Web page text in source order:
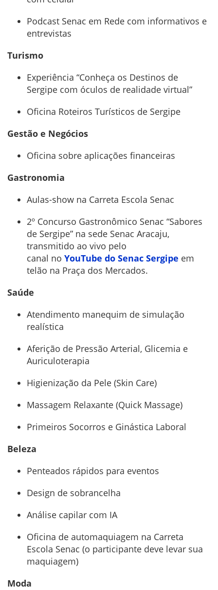
Podcast Senac em Rede com informativos e
entrevistas
Turismo
Experiência “Conheça os Destinos de
Sergipe com óculos de realidade virtual”
Oficina Roteiros Turísticos de Sergipe
Gestão e Negócios
Oficina sobre aplicações financeiras
Gastronomia
Aulas-show na Carreta Escola Senac
2º Concurso Gastronômico Senac “Sabores
de Sergipe” na sede Senac Aracaju,
transmitido ao vivo pelo
canal no YouTube do Senac Sergipe em
telão na Praça dos Mercados.
Saúde
Atendimento manequim de simulação
realística
Aferição de Pressão Arterial, Glicemia e
Auriculoterapia
Higienização da Pele (Skin Care)
Massagem Relaxante (Quick Massage)
Primeiros Socorros e Ginástica Laboral
Beleza
Penteados rápidos para eventos
Design de sobrancelha
Análise capilar com IA
Oficina de automaquiagem na Carreta
Escola Senac (o participante deve levar sua
maquiagem)
Moda